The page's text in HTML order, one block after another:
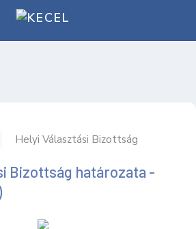
Helyi Választási Bizottság
Bizottság határozata -